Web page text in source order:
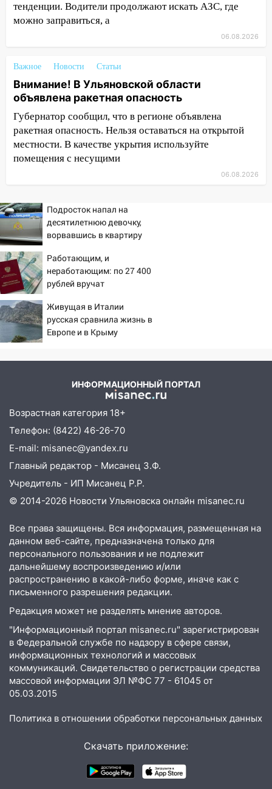
11:49 Снят режим «Ракетная
опасность» на территории Ульяновской
2027 года импорт, выпуск и обращение
бензина Евро 2, Евро 3, Евро 4
11:12
Соцсети: на Рябикова автомобиль
врезался в забор
10:27 Где есть бензин в Ульяновске
днем 6 августа: список АЗС
Внимание! В Ульяновской области
10:00
В Старомайнском районе утонул
51-летний мужчина
09:50
В Ульяновске черный коршун
застрял в тепловозе
09:44
Ульяновские спасатели помогли
юному велосипедисту на улице
Чернышевского
08:21
В Заволжском районе украли два
тридцатиградусная жара: какая будет
погода в четверг
06:00
Четыре года борьбы: ульяновские
юристы помогли женщине засудить УК
за плесень на стенах
05:00 Кому 6 августа звезды сулят
прибыль, а кому — испытания на
прочность
22:58 Соцсети: на проспекте Тюленева
ДТП с мотоциклистом
20:22 Мошенники обманули 92-летнюю
жительницу Ульяновской области
19:14
Житель Ульяновской области
подвез троих незнакомцев на трассе и
заработал уголовное дело
18:14 Прогноз погоды на 6 августа в
Ульяновской области
18:00 Мотофристайл, рок и силовой
большой фестиваль «Наше время»
Где есть бензин в Ульяновске 5
августа после рабочего дня: список АЗС
«Обыск» по видеосвязи: в
тенденции. Водители продолжают искать АЗС, где
можно заправиться, а
06.08.2026
Важное Новости Статьи
Внимание! В Ульяновской области
объявлена ракетная опасность
Губернатор сообщил, что в регионе объявлена
ракетная опасность. Нельзя оставаться на открытой
местности. В качестве укрытия используйте
помещения с несущими
06.08.2026
Подросток напал на
десятилетнюю девочку,
ворвавшись в квартиру
Работающим, и
неработающим: по 27 400
рублей вручат
PrimaMedia.ru
Живущая в Италии
русская сравнила жизнь в
Европе и в Крыму
ИНФОРМАЦИОННЫЙ ПОРТАЛ
Возрастная категория 18+
Телефон: (8422) 46-26-70
E-mail: misanec@yandex.ru
Главный редактор - Мисанец З.Ф.
Учредитель - ИП Мисанец Р.Р.
© 2014-2026 Новости Ульяновска онлайн misanec.ru
Все права защищены. Вся информация, размещенная на
данном веб-сайте, предназначена только для
персонального пользования и не подлежит
дальнейшему воспроизведению и/или
распространению в какой-либо форме, иначе как с
письменного разрешения редакции.
Редакция может не разделять мнение авторов.
"Информационный портал misanec.ru" зарегистрирован
в Федеральной службе по надзору в сфере связи,
информационных технологий и массовых
коммуникаций. Свидетельство о регистрации средства
массовой информации ЭЛ №ФС 77 - 61045 от
05.03.2015
Политика в отношении обработки персональных данных
Скачать приложение: